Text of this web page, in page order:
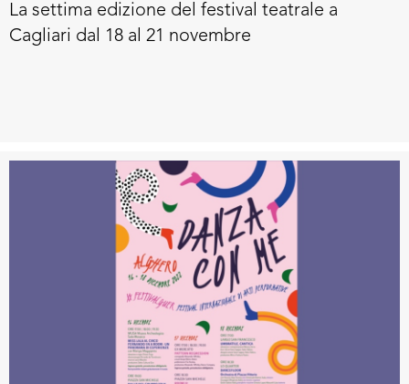
La settima edizione del festival teatrale a
Cagliari dal 18 al 21 novembre